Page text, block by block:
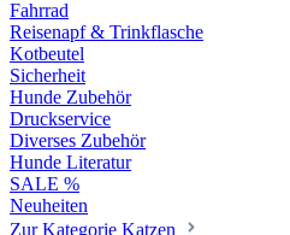
Fahrrad
Reisenapf & Trinkflasche
Kotbeutel
Sicherheit
Hunde Zubehör
Druckservice
Diverses Zubehör
Hunde Literatur
SALE %
Neuheiten
Zur Kategorie Katzen